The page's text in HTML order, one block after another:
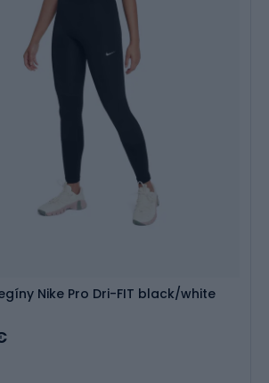
Nike Pro Dri-FIT black/white